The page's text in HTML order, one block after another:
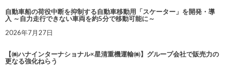
自動車船の荷役中断を抑制する自動車移動用「スケーター」を開発・導
入 ～自力走行できない車両を約5分で移動可能に～
2026年7月27日
【㈱ハナインターナショナル×星清重機運輸㈱】グループ会社で販売力の
更なる強化ねらう